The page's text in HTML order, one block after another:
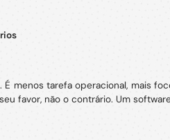
menos tarefa operacional, mais
favor, não o contrário. Um